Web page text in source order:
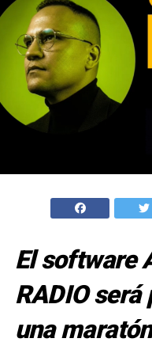
El software
RADIO
una